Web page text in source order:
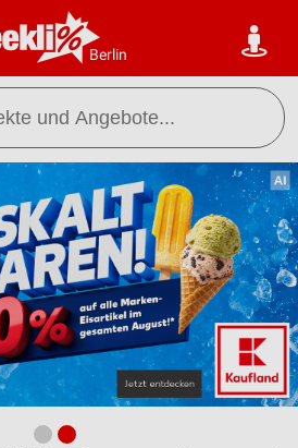
Berlin